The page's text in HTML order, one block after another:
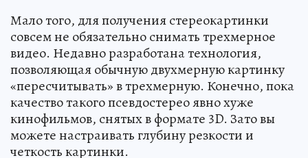
Мало того, для получения стереокартинки
совсем не обязательно снимать трехмерное
видео. Недавно разработана технология,
позволяющая обычную двухмерную картинку
«пересчитывать» в трехмерную. Конечно, пока
качество такого псевдостерео явно хуже
кинофильмов, снятых в формате 3D. Зато вы
можете настраивать глубину резкости и
четкость картинки.